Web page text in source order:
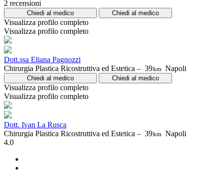
2 recensioni
Chiedi al medico Chiedi al medico
Visualizza profilo completo
Visualizza profilo completo
Dott.ssa Eliana Pagnozzi
Chirurgia Plastica Ricostruttiva ed Estetica – 39km Napoli
Chiedi al medico Chiedi al medico
Visualizza profilo completo
Visualizza profilo completo
Dott. Ivan La Rusca
Chirurgia Plastica Ricostruttiva ed Estetica – 39km Napoli
4.0